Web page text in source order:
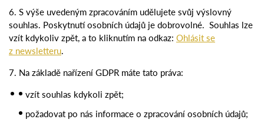
6. S výše uvedeným zpracováním udělujete svůj výslovný
souhlas. Poskytnutí osobních údajů je dobrovolné. Souhlas lze
vzít kdykoliv zpět, a to kliknutím na odkaz: Ohlásit se
z newsletteru.
7. Na základě nařízení GDPR máte tato práva:
vzít souhlas kdykoli zpět;
požadovat po nás informace o zpracování osobních údajů;